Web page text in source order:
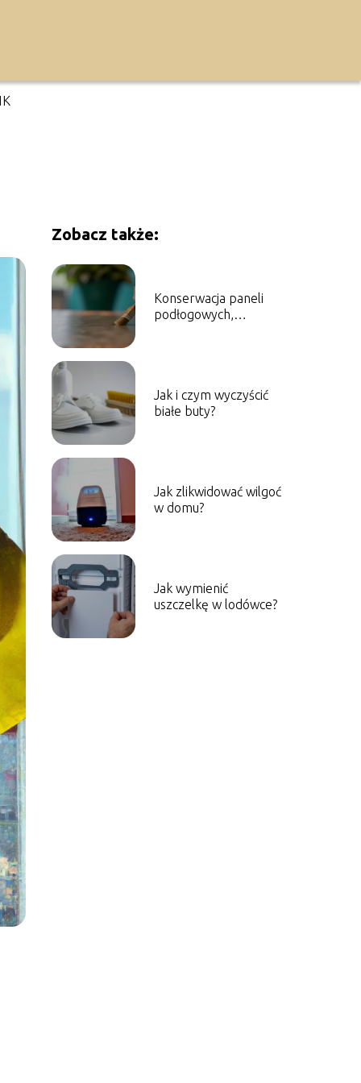
Zobacz także:
Konserwacja paneli
podłogowych,
Jak i czym wyczyścić
białe buty?
Jak zlikwidować wilgoć
w domu?
Jak wymienić
uszczelkę w lodówce?